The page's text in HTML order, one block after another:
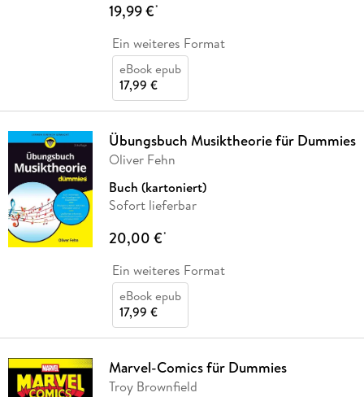
19,99 €*
Ein weiteres Format
eBook epub
17,99 €
Übungsbuch Musiktheorie für Dummies
Oliver Fehn
Buch (kartoniert)
Sofort lieferbar
20,00 €*
Ein weiteres Format
eBook epub
17,99 €
Marvel-Comics für Dummies
Troy Brownfield